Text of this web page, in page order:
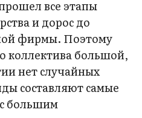
все этапы
и дорос до
фирмы. Поэтому
коллектива большой,
нет случайных
составляют самые
большим